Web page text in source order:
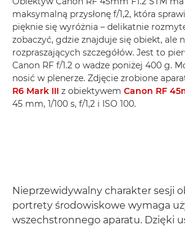
maksymalną przysłonę f/1,2, która
pięknie się wyróżnia – delikatnie
zobaczyć, gdzie znajduje się obiekt, ale
rozpraszających szczegółów. Jest to
Canon RF f/1.2 o wadze poniżej 400 g.
nosić w plenerze. Zdjęcie zrobione
R6 Mark III z obiektywem Canon RF
45 mm, 1/100 s, f/1,2 i ISO 100.
Nieprzewidywalny charakter sesji
portrety środowiskowe wymaga
wszechstronnego aparatu. Dzięki